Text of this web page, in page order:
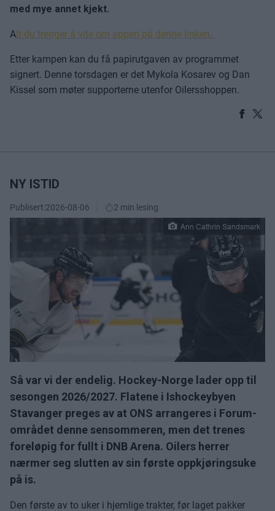
med mye annet kjekt.
Alt du trenger å vite om appen på denne linken.
Etter kampen kan du få papirutgaven av programmet
signert. Denne torsdagen er det Mykola Kosarev og Dan
Kissel som møter supporterne utenfor Oilersshoppen.
NY ISTID
Publisert:2026-08-06 2 min lesing
Ann Cathrin Sandsmark
Så var vi der endelig. Hockey-Norge lader opp til
sesongen 2026/2027. Flatene i Ishockeybyen
Stavanger preges av at ONS arrangeres i Forum-
området denne sensommeren, men det trenes
foreløpig for fullt i DNB Arena. Oilers herrer
nærmer seg slutten av sin første oppkjøringsuke
på is.
Den første av to uker i hjemlige trakter, før laget pakker